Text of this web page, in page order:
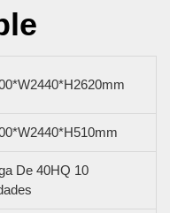
De 40HQ 10